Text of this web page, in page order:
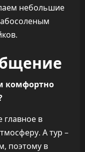
небольшие
комфортно
в
А тур –
поэтому в